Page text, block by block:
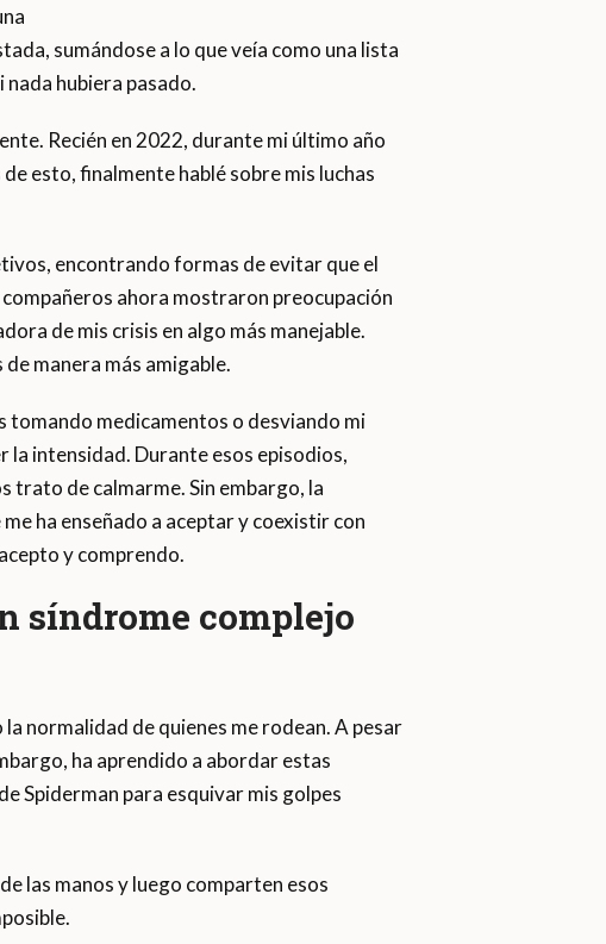
sumándose a lo que veía como una lista
hubiera pasado.
Recién en 2022, durante mi último año
esto, finalmente hablé sobre mis luchas
encontrando formas de evitar que el
ahora mostraron preocupación
de mis crisis en algo más manejable.
manera más amigable.
tomando medicamentos o desviando mi
la intensidad. Durante esos episodios,
trato de calmarme. Sin embargo, la
ha enseñado a aceptar y coexistir con
y comprendo.
síndrome complejo
normalidad de quienes me rodean. A pesar
ha aprendido a abordar estas
Spiderman para esquivar mis golpes
las manos y luego comparten esos